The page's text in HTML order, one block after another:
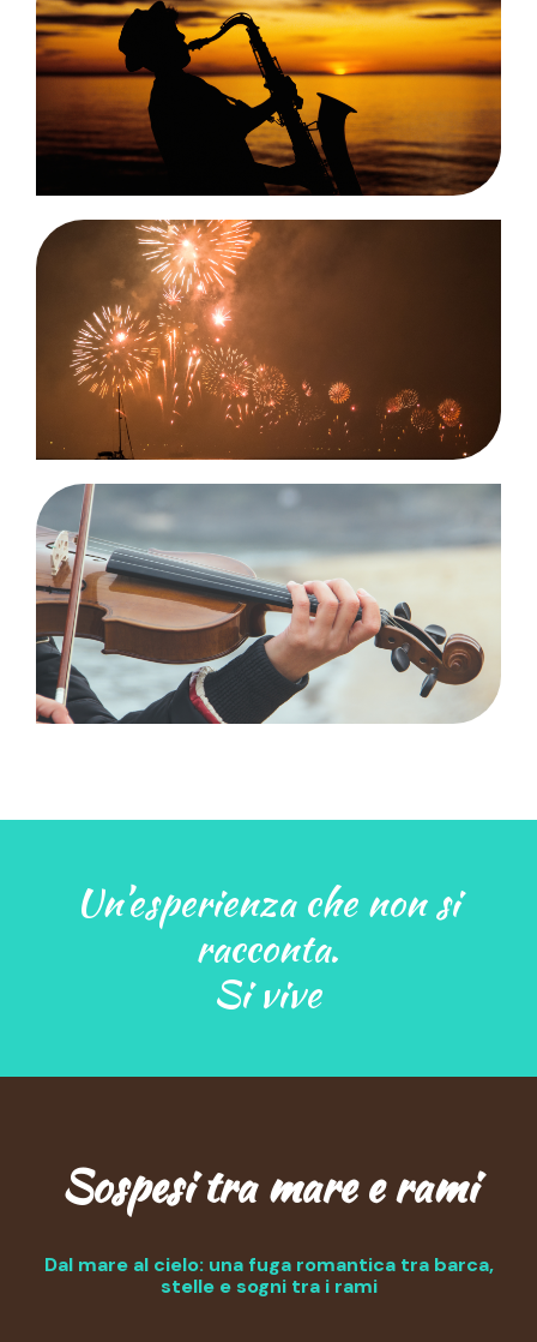
Un’esperienza che non si
racconta.
Si vive
Sospesi tra mare e rami
Dal mare al cielo: una fuga romantica tra barca,
stelle e sogni tra i rami